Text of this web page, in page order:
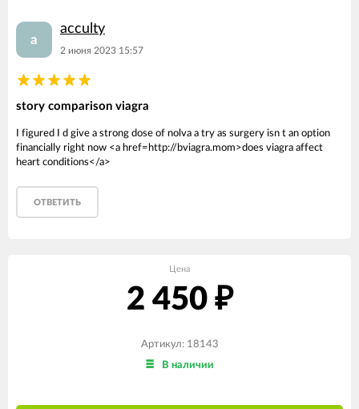
a
acculty
2 июня 2023 15:57
story comparison viagra
I figured I d give a strong dose of nolva a try as surgery isn t an option
financially right now <a href=http://bviagra.mom>does viagra affect
heart conditions</a>
ОТВЕТИТЬ
Цена
2 450 ₽
Артикул: 18143
В наличии